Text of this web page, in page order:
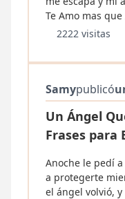
Te Amo mas que
2222 visitas
Samypublicó
Un Ángel
Frases para
Anoche le pedí
a protegerte
el ángel volvió,